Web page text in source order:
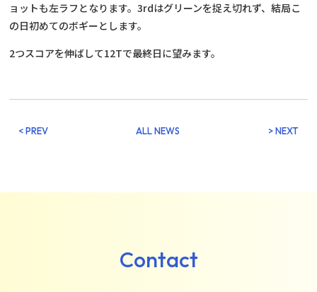
ョットも左ラフとなります。3rdはグリーンを捉え切れず、結局こ
の日初めてのボギーとします。
2つスコアを伸ばして12Tで最終日に望みます。
< PREV ALL NEWS > NEXT
Contact